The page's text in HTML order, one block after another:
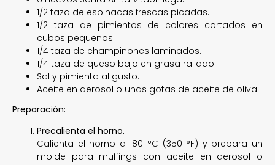
1/2 taza de espinacas frescas picadas.
1/2 taza de pimientos de colores cortados en
cubos pequeños.
1/4 taza de champiñones laminados.
1/4 taza de queso bajo en grasa rallado.
Sal y pimienta al gusto.
Aceite en aerosol o unas gotas de aceite de oliva.
Preparación:
Precalienta el horno.
Calienta el horno a 180 °C (350 °F) y prepara un
molde para muffings con aceite en aerosol o